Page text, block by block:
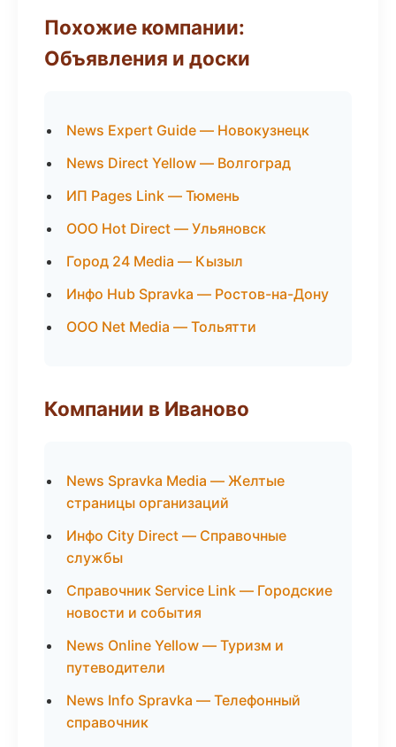
Похожие компании:
Объявления и доски
News Expert Guide — Новокузнецк
News Direct Yellow — Волгоград
ИП Pages Link — Тюмень
ООО Hot Direct — Ульяновск
Город 24 Media — Кызыл
Инфо Hub Spravka — Ростов-на-Дону
ООО Net Media — Тольятти
Компании в Иваново
News Spravka Media — Желтые
страницы организаций
Инфо City Direct — Справочные
службы
Справочник Service Link — Городские
новости и события
News Online Yellow — Туризм и
путеводители
News Info Spravka — Телефонный
справочник